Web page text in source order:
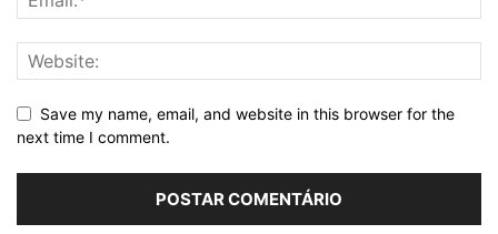
Save my name, email, and website in this browser for the
next time I comment.